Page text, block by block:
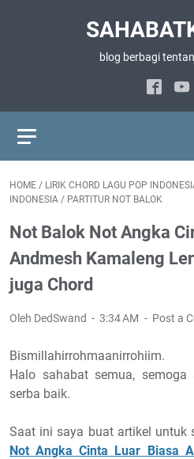
blog berbagi
HOME / LIRIK CHORD LAGU POP
INDONESIA / PARTITUR NOT BALOK
Not Balok Not Angka
Andmesh Kamaleng
juga Chord
Oleh DedSwand 3:34 AM Post a
Bismillahirrohmaanirrohiim.
Halo sahabat semua,
serba baik.
Saat ini saya buat artikel untuk
Not Angka Cinta Luar Biasa